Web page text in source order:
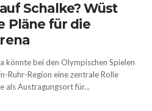
Schalke? Wüst
Pläne für die
könnte bei den Olympischen Spielen
Ruhr-Region eine zentrale Rolle
als Austragungsort für...